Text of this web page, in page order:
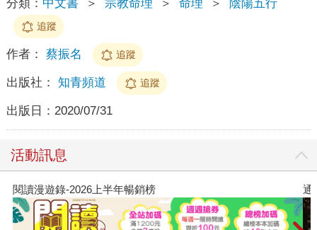
分類： 中文書 ＞ 宗教命理 ＞ 命理 ＞ 陰陽五行
追蹤
作者： 蔡振名 追蹤
出版社： 知青頻道 追蹤
出版日： 2020/07/31
活動訊息
閱讀漫遊錄-2026上半年暢銷榜 通